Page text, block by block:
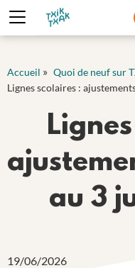
Panneau de gestion des
Accueil » Quoi de neuf sur
Lignes scolaires :
au 3
19/06/2026